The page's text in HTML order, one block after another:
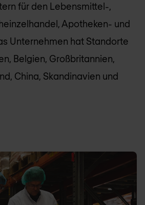
für den Lebensmittel-,
Apotheken- und
Unternehmen hat Standorte
Belgien, Großbritannien,
China, Skandinavien und